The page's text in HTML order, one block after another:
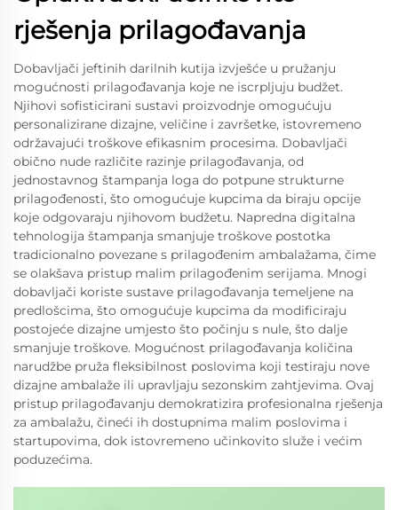
rješenja prilagođavanja
Dobavljači jeftinih darilnih kutija izvješće u pružanju
mogućnosti prilagođavanja koje ne iscrpljuju budžet.
Njihovi sofisticirani sustavi proizvodnje omogućuju
personalizirane dizajne, veličine i završetke, istovremeno
održavajući troškove efikasnim procesima. Dobavljači
obično nude različite razinje prilagođavanja, od
jednostavnog štampanja loga do potpune strukturne
prilagođenosti, što omogućuje kupcima da biraju opcije
koje odgovaraju njihovom budžetu. Napredna digitalna
tehnologija štampanja smanjuje troškove postotka
tradicionalno povezane s prilagođenim ambalažama, čime
se olakšava pristup malim prilagođenim serijama. Mnogi
dobavljači koriste sustave prilagođavanja temeljene na
predlošcima, što omogućuje kupcima da modificiraju
postojeće dizajne umjesto što počinju s nule, što dalje
smanjuje troškove. Mogućnost prilagođavanja količina
narudžbe pruža fleksibilnost poslovima koji testiraju nove
dizajne ambalaže ili upravljaju sezonskim zahtjevima. Ovaj
pristup prilagođavanju demokratizira profesionalna rješenja
za ambalažu, čineći ih dostupnima malim poslovima i
startupovima, dok istovremeno učinkovito služe i većim
poduzećima.